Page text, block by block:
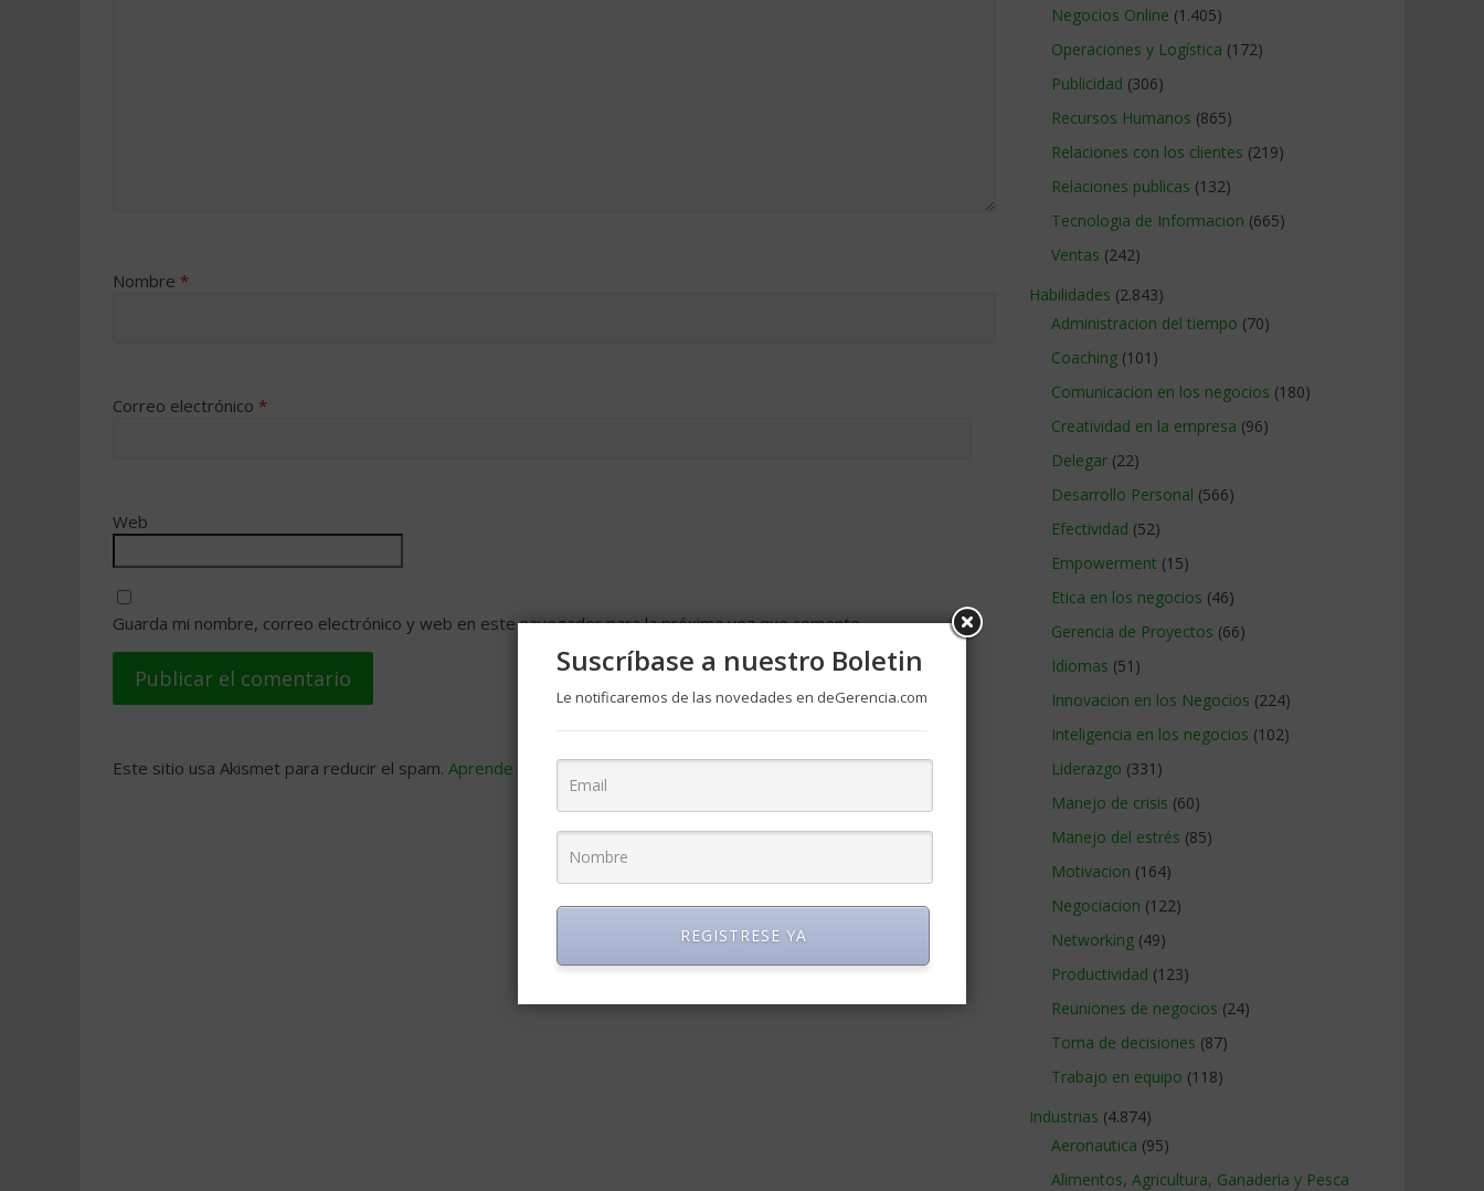
Nombre *
Correo electrónico *
Web
Guarda mi nombre, correo electrónico y web en este navegador para la próxima vez que comente.
Este sitio usa Akismet para reducir el spam. Aprende cómo se procesan los datos de tus comentarios.
Negocios Online (1.405)
Operaciones y Logística (172)
Publicidad (306)
Recursos Humanos (865)
Relaciones con los clientes (219)
Relaciones publicas (132)
Tecnologia de Informacion (665)
Ventas (242)
Habilidades (2.843)
Administracion del tiempo (70)
Coaching (101)
Comunicacion en los negocios (180)
Creatividad en la empresa (96)
Delegar (22)
Desarrollo Personal (566)
Efectividad (52)
Empowerment (15)
Etica en los negocios (46)
Gerencia de Proyectos (66)
Idiomas (51)
Innovacion en los Negocios (224)
Inteligencia en los negocios (102)
Liderazgo (331)
Manejo de crisis (60)
Manejo del estrés (85)
Motivacion (164)
Negociacion (122)
Networking (49)
Productividad (123)
Reuniones de negocios (24)
Toma de decisiones (87)
Trabajo en equipo (118)
Industrias (4.874)
Aeronautica (95)
Alimentos, Agricultura, Ganaderia y Pesca
Suscríbase a nuestro Boletin
Le notificaremos de las novedades en deGerencia.com
REGISTRESE YA